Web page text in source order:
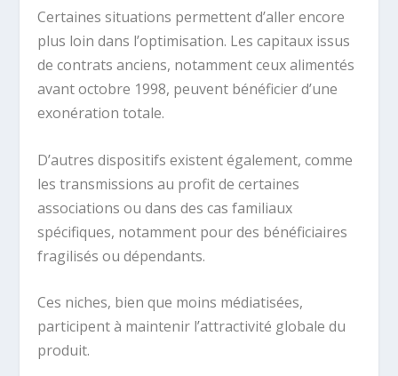
Certaines situations permettent d’aller encore
plus loin dans l’optimisation. Les capitaux issus
de contrats anciens, notamment ceux alimentés
avant octobre 1998, peuvent bénéficier d’une
exonération totale.
D’autres dispositifs existent également, comme
les transmissions au profit de certaines
associations ou dans des cas familiaux
spécifiques, notamment pour des bénéficiaires
fragilisés ou dépendants.
Ces niches, bien que moins médiatisées,
participent à maintenir l’attractivité globale du
produit.